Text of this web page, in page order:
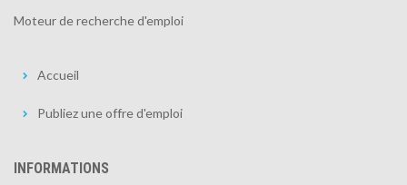
Moteur de recherche d'emploi
Accueil
Publiez une offre d'emploi
INFORMATIONS